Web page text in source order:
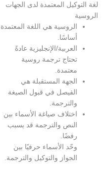
المعتمدة لدى الجهات
هي اللغة المعتمدة
الإنجليزية عادةً
ترجمة روسية
المستقبلة هي
في قبول الصيغة
صياغة الأسماء بين
والترجمة قد يسبب
الأسماء حرفيًا بين
والتوكيل والترجمة.